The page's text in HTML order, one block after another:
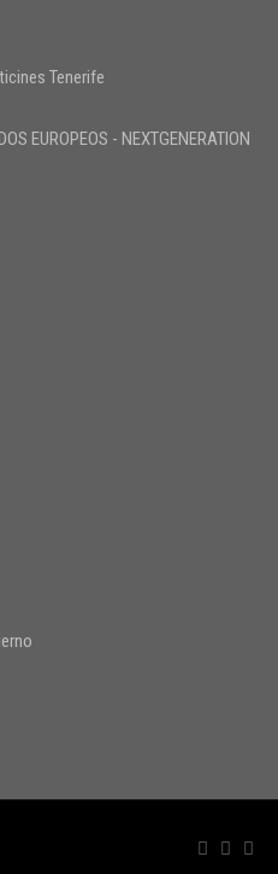
Tenerife
EUROPEOS - NEXTGENERATION